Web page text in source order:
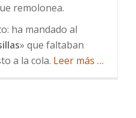
remolonea.
ha mandado al
» que faltaban
a la cola. Leer más acerca
…